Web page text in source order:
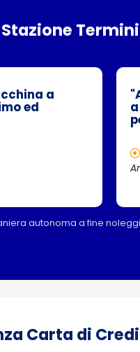
a
ed
autonoma a fine
Carta di